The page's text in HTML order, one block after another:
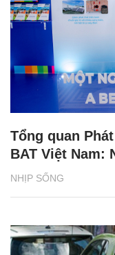
NHỊP SỐNG
Tổng quan
BAT Việt Nam: